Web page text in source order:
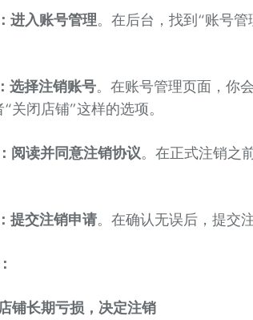
进入账号管理。在后台，找到“账号
选择注销账号。在账号管理页面，你
关闭店铺”这样的选项。
阅读并同意注销协议。在正式注销之
提交注销申请。在确认无误后，提交
铺长期亏损，决定注销